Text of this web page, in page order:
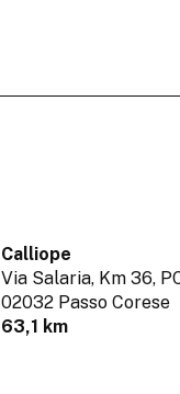
Calliope
Via Salaria, Km 36,
02032 Passo Corese
63,1 km